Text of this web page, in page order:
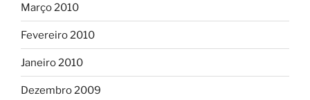
Março 2010
Fevereiro 2010
Janeiro 2010
Dezembro 2009